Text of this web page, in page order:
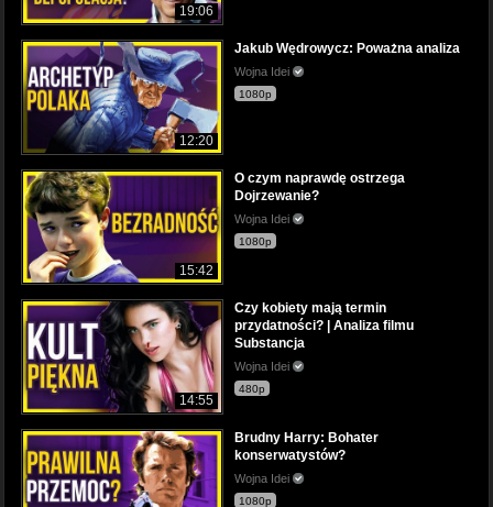
19:06
12:20
Jakub Wędrowycz: Poważna analiza
Wojna Idei
1080p
15:42
O czym naprawdę ostrzega
Dojrzewanie?
Wojna Idei
1080p
14:55
Czy kobiety mają termin
przydatności? | Analiza filmu
Substancja
Wojna Idei
480p
Brudny Harry: Bohater
konserwatystów?
Wojna Idei
1080p